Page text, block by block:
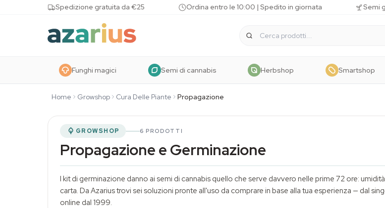
Skip to contentSpedizione gratuita da €25 Ordina entro le 10:00 | Spedito in giornata Semi
Funghi magici Semi di cannabis Herbshop Smartshop
Home Growshop Cura Delle Piante Propagazione
GROWSHOP 6 PRODOTTI
Propagazione e Germinazione
I kit di germinazione danno ai semi di cannabis quello che serve davvero nelle prime 72 ore:
carta. Da Azarius trovi sei soluzioni pronte all'uso da comprare in base alla tua esperienza — dal
online dal 1999.